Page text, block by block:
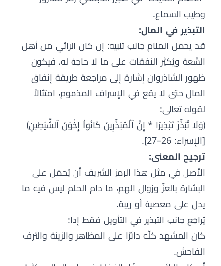
وطيب السماع.
التبذير في المال:
قد يحمل المنام جانب تنبيه: إن كان الرائي من أهل
السَّعة ويُكثِر النفقات على ما لا حاجة له، فيكون
ظهور الشاذروان إشارة إلى مراجعة طريقة إنفاق
المال حتى لا يقع في الإسراف المذموم، امتثالاً
لقوله تعالى:
﴿وَلَا تُبَذِّرۡ تَبۡذِیرًا * إِنَّ ٱلۡمُبَذِّرِینَ كَانُوۤا۟ إِخۡوَٰنَ ٱلشَّیَٰطِینِ﴾
[الإسراء: 26–27].
ترجيح المعنى:
الأصل في مثل هذا الرمز الشريف أن يُحمَل على
البشارة بالعزّ وزوال الهم، ما دام الحلم ليس فيه ما
يدل على معصية أو ريبة.
يُراجَع جانب التبذير في التأويل فقط إذا:
كان المشهد كلّه دائرًا على المظاهر والزينة والترف
الفاحش.